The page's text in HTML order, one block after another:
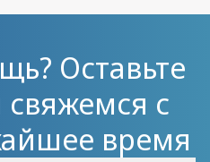
Оставьте
с
время